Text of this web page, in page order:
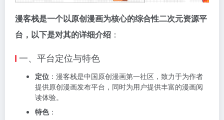
漫客栈是一个以原创漫画为核心的综合性二次元资源平
台，以下是对其的详细介绍 ：
一、平台定位与特色
定位 ：漫客栈是中国原创漫画第一社区，致力于为作者
提供原创漫画发布平台，同时为用户提供丰富的漫画阅
读体验。
特色：